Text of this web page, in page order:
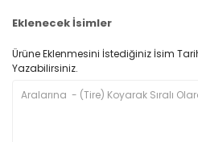
Eklenecek İsimler
Ürüne Eklenmesini İstediğiniz İsim
Yazabilirsiniz.